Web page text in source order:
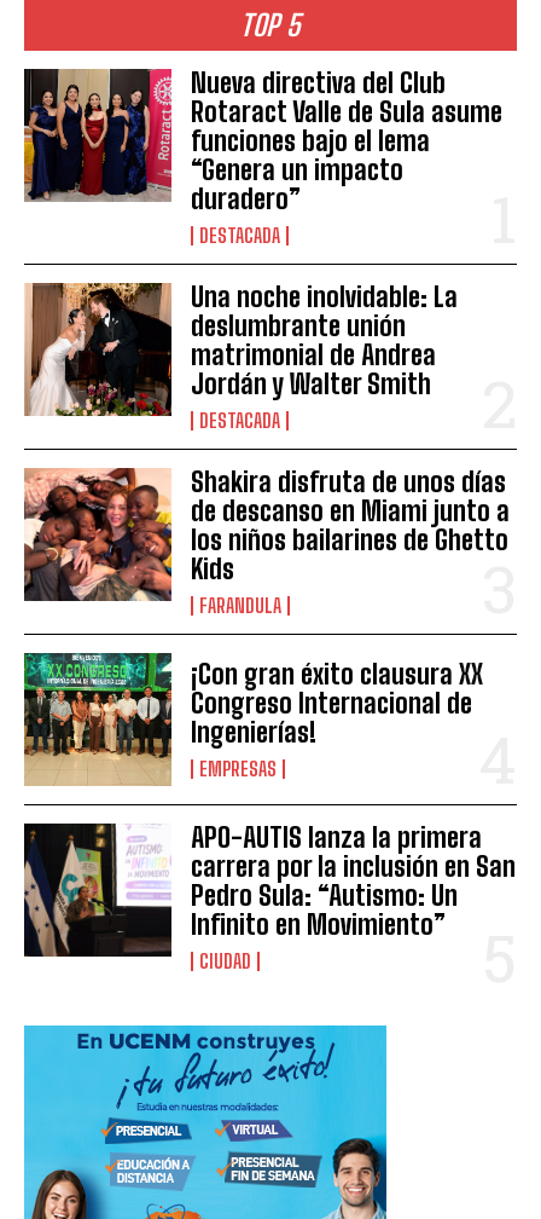
TOP 5
Nueva directiva del Club
Rotaract Valle de Sula asume
funciones bajo el lema
“Genera un impacto
duradero”
DESTACADA
Una noche inolvidable: La
deslumbrante unión
matrimonial de Andrea
Jordán y Walter Smith
DESTACADA
Shakira disfruta de unos días
de descanso en Miami junto a
los niños bailarines de Ghetto
Kids
FARANDULA
¡Con gran éxito clausura XX
Congreso Internacional de
Ingenierías!
EMPRESAS
APO-AUTIS lanza la primera
carrera por la inclusión en San
Pedro Sula: “Autismo: Un
Infinito en Movimiento”
CIUDAD